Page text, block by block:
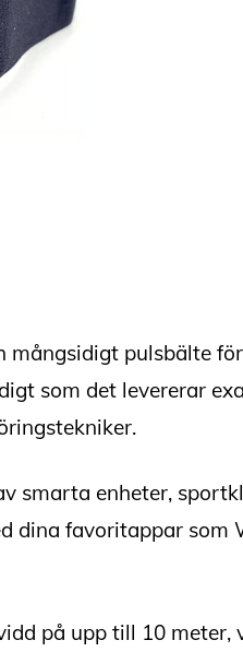
pulsbälte
som det levererar
smarta enheter,
dina favoritappar som
på upp till 10 meter,